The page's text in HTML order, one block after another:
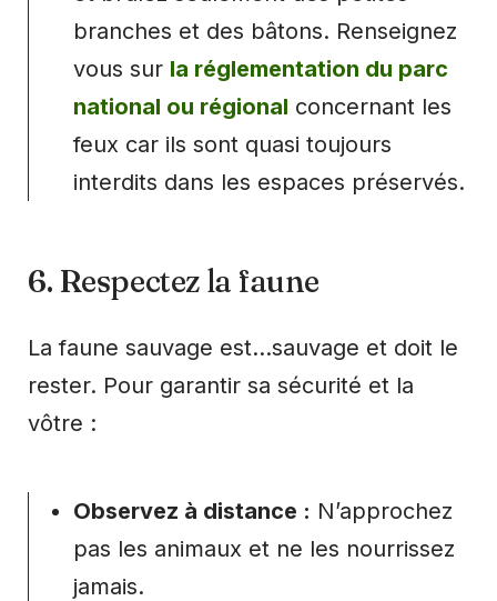
branches et des bâtons. Renseignez
vous sur la réglementation du parc
national ou régional concernant les
feux car ils sont quasi toujours
interdits dans les espaces préservés.
6. Respectez la faune
La faune sauvage est…sauvage et doit le
rester. Pour garantir sa sécurité et la
vôtre :
Observez à distance : N’approchez
pas les animaux et ne les nourrissez
jamais.